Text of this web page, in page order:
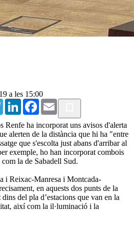
a les 15:00
TelegramLinkedInFacebook
Email
Renfe ha incorporat uns avisos d'alerta
alerten de la distància que hi ha "entre
que s'escolta just abans d'arribar al
exemple, ho han incorporat combois
la de Sabadell Sud.
i Reixac-Manresa i Montcada-
en aquests dos punts de la
del pla d’estacions que van en la
així com la il·luminació i la